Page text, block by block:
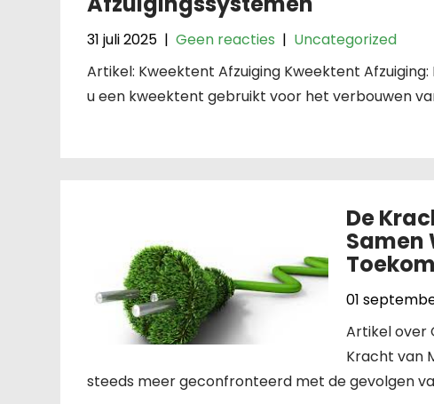
31 juli 2025 | Geen reacties | Uncategorized
Artikel: Kweektent Afzuiging Kweektent
u een kweektent gebruikt voor het verbouwen
De
Samen
01
Artikel over
Kracht van
steeds meer geconfronteerd met de gevolgen